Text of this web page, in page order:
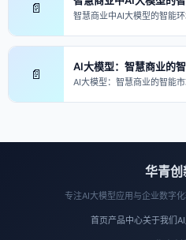
📄
智慧商业中AI大模型的智能
📄 AI大模型：智慧商业的
AI大模型：智慧商业的智能
华青创
专注AI大模型应用与企业数字
首页产品中心关于我们